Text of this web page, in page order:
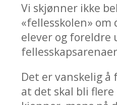
Vi skjønner ikke
«fellesskolen» om
elever og foreldre
Det er vanskelig
at det skal bli